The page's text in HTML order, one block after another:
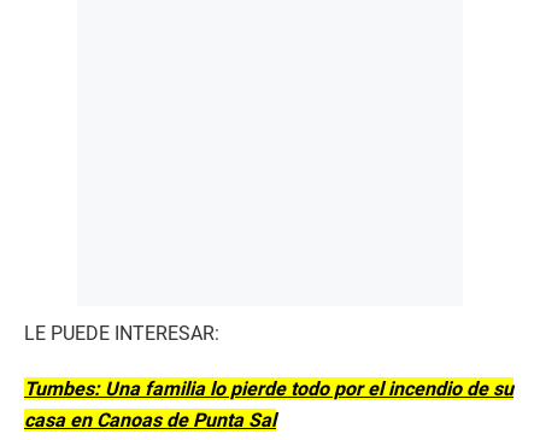
LE PUEDE INTERESAR:
Tumbes: Una familia lo pierde todo por el incendio de su
casa en Canoas de Punta Sal